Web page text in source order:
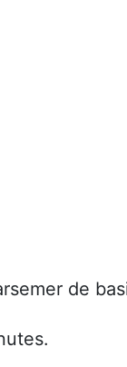
de